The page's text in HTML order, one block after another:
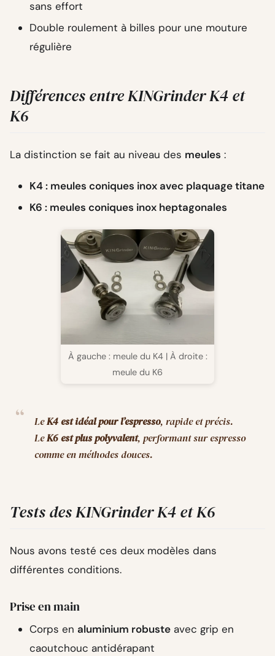
sans effort
Double roulement à billes pour une mouture
régulière
Différences entre KINGrinder K4 et
K6
La distinction se fait au niveau des meules :
K4 : meules coniques inox avec plaquage titane
K6 : meules coniques inox heptagonales
À gauche : meule du K4 | À droite :
meule du K6
LeK4 est idéal pour l’espresso, rapide et précis.
LeK6 est plus polyvalent, performant sur espresso
comme en méthodes douces.
Tests des KINGrinder K4 et K6
Nous avons testé ces deux modèles dans
différentes conditions.
Prise en main
Corps en aluminium robuste avec grip en
caoutchouc antidérapant